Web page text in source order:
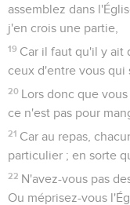
assemblez dans
j'en crois une partie,
19 Car il faut qu'il y ait
ceux d'entre vous qui
20 Lors donc que
ce n'est pas pour
21 Car au repas,
particulier ; en sorte
22 N'avez-vous pas
Ou méprisez-vous